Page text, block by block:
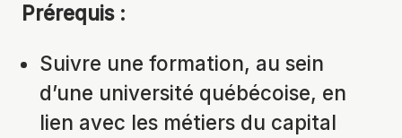
Prérequis :
Suivre une formation, au sein
d’une université québécoise, en
lien avec les métiers du capital